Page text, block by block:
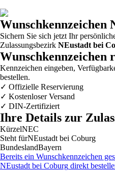
Wunschkennzeichen
Sichern Sie sich jetzt Ihr
Zulassungsbezirk NEustadt bei
Wunschkennzeichen
Kennzeichen eingeben,
bestellen.
✓ Offizielle Reservierung
✓ Kostenloser Versand
✓ DIN-Zertifiziert
Ihre Details zur
KürzelNEC
Steht fürNEustadt bei Coburg
BundeslandBayern
Bereits ein Wunschkennzeichen
NEustadt bei Coburg direkt